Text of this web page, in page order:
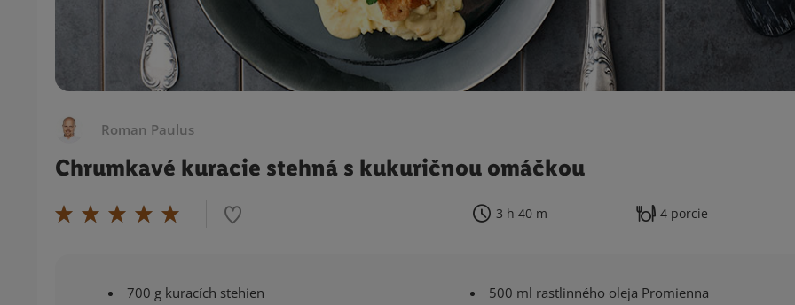
Roman Paulus
Chrumkavé kuracie stehná s kukuričnou omáčkou
3 h 40 m 4 porcie
700 g kuracích stehien
500 ml rastlinného oleja Promienna